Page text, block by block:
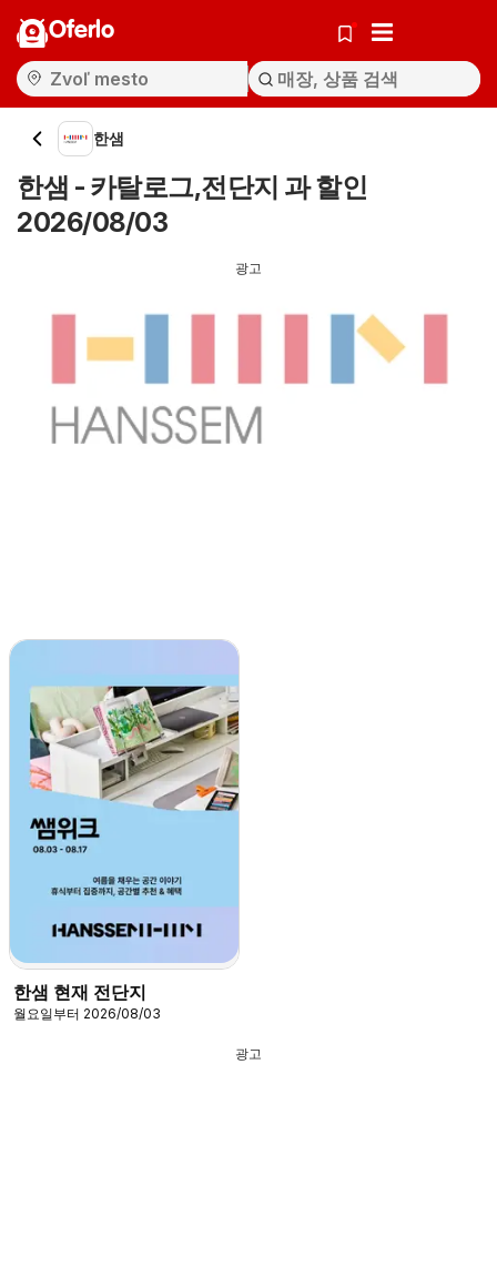
Oferlo
한샘
한샘 - 카탈로그,전단지 과 할인
2026/08/03
광고
한샘 현재 전단지
월요일부터 2026/08/03
광고